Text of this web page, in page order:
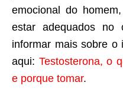
emocional do
estar adequados no
informar mais sobre o
aqui: Testosterona, o
e porque tomar.